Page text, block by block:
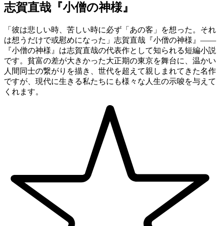
志賀直哉『小僧の神様』
「彼は悲しい時、苦しい時に必ず「あの客」を想った。それ
は想うだけで或慰めになった」志賀直哉『小僧の神様』——
『小僧の神様』は志賀直哉の代表作として知られる短編小説
です。貧富の差が大きかった大正期の東京を舞台に、温かい
人間同士の繋がりを描き、世代を超えて親しまれてきた名作
ですが、現代に生きる私たちにも様々な人生の示唆を与えて
くれます。